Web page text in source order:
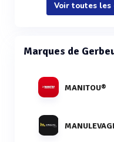
Voir toutes les
Marques de
MANITOU®